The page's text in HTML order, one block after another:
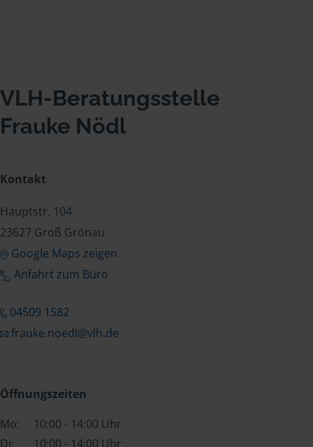
VLH-Beratungsstelle
Frauke Nödl
Kontakt
Hauptstr. 104
23627 Groß Grönau
Google Maps zeigen
Anfahrt zum Büro
04509 1582
frauke.noedl@vlh.de
Öffnungszeiten
Mo:
10:00 - 14:00 Uhr
Di:
10:00 - 14:00 Uhr